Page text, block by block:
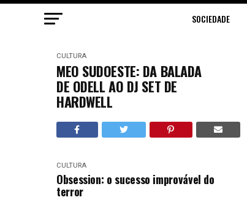
SOCIEDADE
CULTURA
MEO SUDOESTE: DA BALADA
DE ODELL AO DJ SET DE
HARDWELL
CULTURA
Obsession: o sucesso improvável do
terror